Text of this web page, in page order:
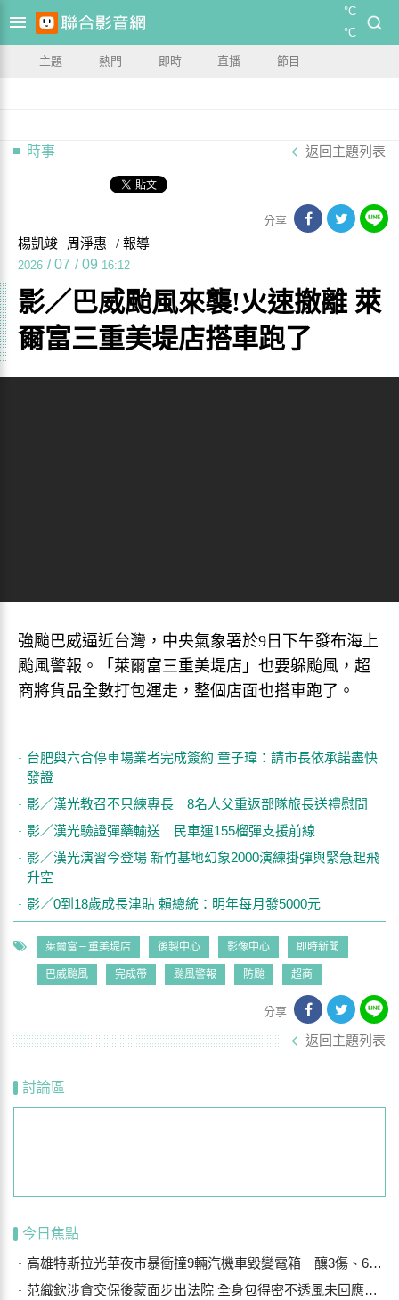
°C
°C
主題 熱門 即時 直播 節目
時事 返回主題列表
分享
楊凱竣 周淨惠 / 報導
2026 / 07 / 09 16:12
影／巴威颱風來襲!火速撤離 萊
爾富三重美堤店搭車跑了
強颱巴威逼近台灣，中央氣象署於9日下午發布海上
颱風警報。「萊爾富三重美堤店」也要躲颱風，超
商將貨品全數打包運走，整個店面也搭車跑了。
台肥與六合停車場業者完成簽約 童子瑋：請市長依承諾盡快
發證
影／漢光教召不只練專長 8名人父重返部隊旅長送禮慰問
影／漢光驗證彈藥輸送 民車運155榴彈支援前線
影／漢光演習今登場 新竹基地幻象2000演練掛彈與緊急起飛
升空
影／0到18歲成長津貼 賴總統：明年每月發5000元
萊爾富三重美堤店 後製中心 影像中心 即時新聞
巴威颱風 完成帶 颱風警報 防颱 超商
分享
返回主題列表
討論區
今日焦點
高雄特斯拉光華夜市暴衝撞9輛汽機車毀變電箱 釀3傷、600戶停電
范織欽涉貪交保後蒙面步出法院 全身包得密不透風未回應案情